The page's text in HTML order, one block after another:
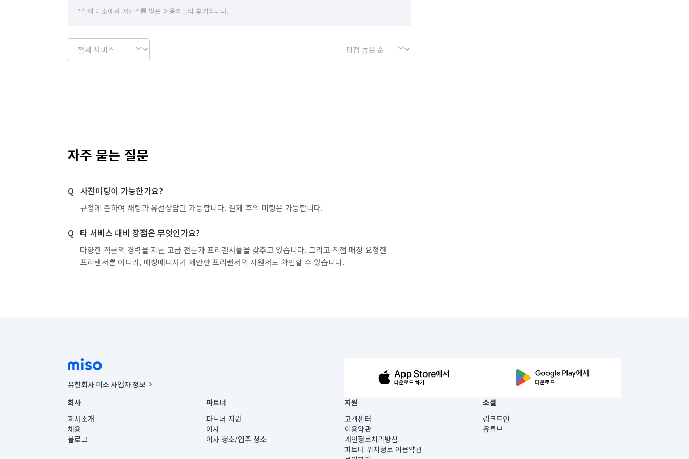
*실제 미소에서 서비스를 받은 이용자들의 후기입니다.
자주 묻는 질문
사전미팅이 가능한가요?
규정에 준하여 채팅과 유선상담만 가능합니다. 결제 후의 미팅은 가능합니다.
타 서비스 대비 장점은 무엇인가요?
다양한 직군의 경력을 지닌 고급 전문가 프리랜서풀을 갖추고 있습니다. 그리고 직접 매칭 요청한
프리랜서뿐 아니라, 매칭매니저가 제안한 프리랜서의 지원서도 확인할 수 있습니다.
유한회사 미소 사업자 정보
사업자등록번호 : 291-87-00271 | 인허가번호 : 2016-3220163-14-5-00019 |
통신판매신고번호 : 2024-서울종로-1400(공정거래위원회 정보) |
대표이사 : CHING VICTOR COLUMBIA RHEE
주소 | 본사: 서울특별시 종로구 율곡로 6(중학동, 트윈트리빌딩) B동 5층
컨택센터 : 서울특별시 종로구 수송동 율곡로 24, 7층, 8층 미소
회사
회사소개
채용
블로그
파트너
파트너 지원
이사
이사 청소/입주 청소
지원
고객센터
이용약관
개인정보처리방침
파트너 위치정보 이용약관
소셜
링크드인
유튜브